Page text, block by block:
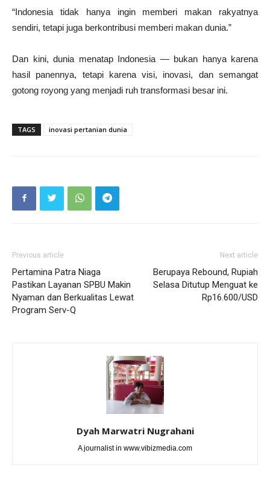
“Indonesia tidak hanya ingin memberi makan rakyatnya
sendiri, tetapi juga berkontribusi memberi makan dunia.”
Dan kini, dunia menatap Indonesia — bukan hanya karena
hasil panennya, tetapi karena visi, inovasi, dan semangat
gotong royong yang menjadi ruh transformasi besar ini.
TAGS inovasi pertanian dunia
Previous article
Pertamina Patra Niaga
Pastikan Layanan SPBU Makin
Nyaman dan Berkualitas Lewat
Program Serv-Q
Next article
Berupaya Rebound, Rupiah
Selasa Ditutup Menguat ke
Rp16.600/USD
Dyah Marwatri Nugrahani
A journalist in www.vibizmedia.com